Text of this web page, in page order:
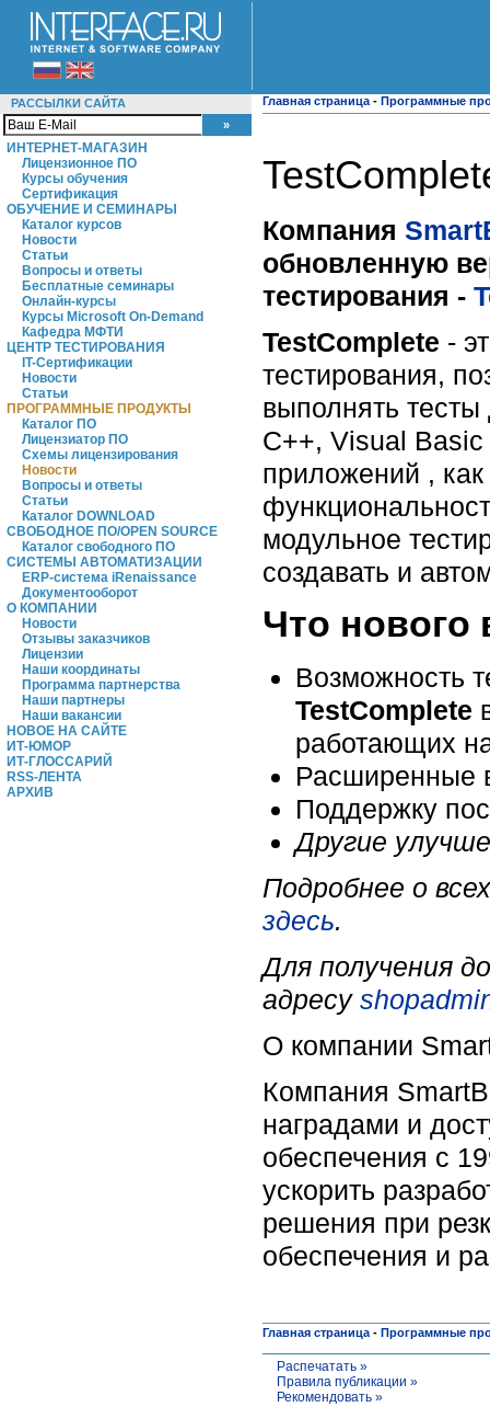
РАССЫЛКИ САЙТА
ИНТЕРНЕТ-МАГАЗИН
Лицензионное ПО
Курсы обучения
Сертификация
ОБУЧЕНИЕ И СЕМИНАРЫ
Каталог курсов
Новости
Статьи
Вопросы и ответы
Бесплатные семинары
Онлайн-курсы
Курсы Microsoft On-Demand
Кафедра МФТИ
ЦЕНТР ТЕСТИРОВАНИЯ
IT-Сертификации
Новости
Статьи
ПРОГРАММНЫЕ ПРОДУКТЫ
Каталог ПО
Лицензиатор ПО
Схемы лицензирования
Новости
Вопросы и ответы
Статьи
Каталог DOWNLOAD
СВОБОДНОЕ ПО/OPEN SOURCE
Каталог свободного ПО
СИСТЕМЫ АВТОМАТИЗАЦИИ
ERP-система iRenaissance
Документооборот
О КОМПАНИИ
Новости
Отзывы заказчиков
Лицензии
Наши координаты
Программа партнерства
Наши партнеры
Наши вакансии
НОВОЕ НА САЙТЕ
ИТ-ЮМОР
ИТ-ГЛОССАРИЙ
RSS-ЛЕНТА
АРХИВ
Главная страница - Программные
Компания
обновленную
тестирования -
TestComplete -
тестирования,
выполнять
C++, Visual
приложений ,
модульное
создавать и
Что нового
Возможность
TestComplete
работающих
Расширенные
Поддержку
Другие
Подробнее о
здесь.
Для получения
адресу
О компании
Компания
наградами и
обеспечения с
ускорить
решения при
обеспечения и
Главная страница - Программные
Распечатать »
Правила публикации »
Рекомендовать »